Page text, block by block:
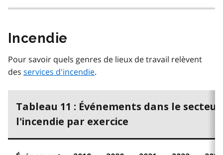
Incendie
Pour savoir quels genres de lieux de travail relèvent
des services d'incendie.
Tableau 11 : Événements dans le
l'incendie par exercice